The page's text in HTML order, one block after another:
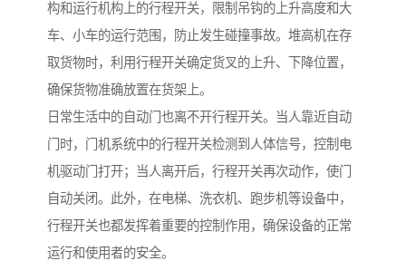
构和运行机构上的行程开关，限制吊钩的上升高度和大
车、小车的运行范围，防止发生碰撞事故。堆高机在存
取货物时，利用行程开关确定货叉的上升、下降位置，
确保货物准确放置在货架上。
日常生活中的自动门也离不开行程开关。当人靠近自动
门时，门机系统中的行程开关检测到人体信号，控制电
机驱动门打开；当人离开后，行程开关再次动作，使门
自动关闭。此外，在电梯、洗衣机、跑步机等设备中，
行程开关也都发挥着重要的控制作用，确保设备的正常
运行和使用者的安全。